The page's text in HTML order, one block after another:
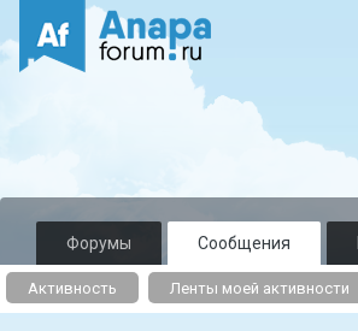
Форумы Сообщения
Активность Ленты моей активности